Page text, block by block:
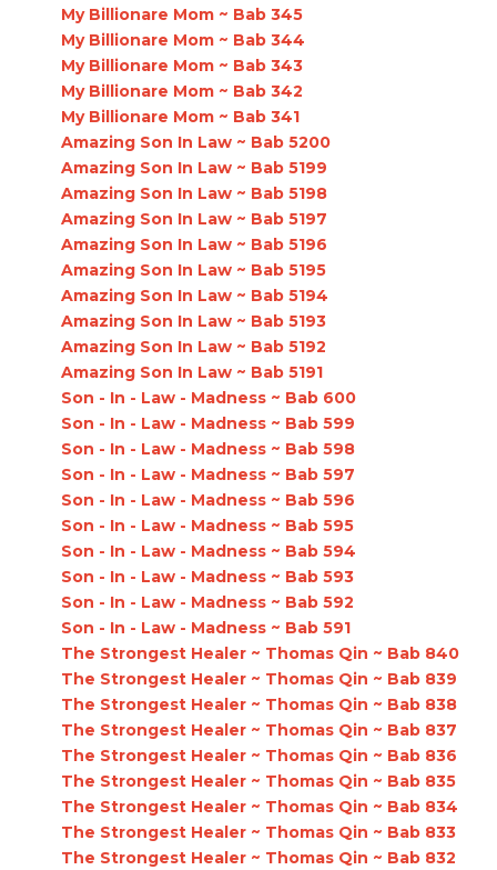
My Billionare Mom ~ Bab 345
My Billionare Mom ~ Bab 344
My Billionare Mom ~ Bab 343
My Billionare Mom ~ Bab 342
My Billionare Mom ~ Bab 341
Amazing Son In Law ~ Bab 5200
Amazing Son In Law ~ Bab 5199
Amazing Son In Law ~ Bab 5198
Amazing Son In Law ~ Bab 5197
Amazing Son In Law ~ Bab 5196
Amazing Son In Law ~ Bab 5195
Amazing Son In Law ~ Bab 5194
Amazing Son In Law ~ Bab 5193
Amazing Son In Law ~ Bab 5192
Amazing Son In Law ~ Bab 5191
Son - In - Law - Madness ~ Bab 600
Son - In - Law - Madness ~ Bab 599
Son - In - Law - Madness ~ Bab 598
Son - In - Law - Madness ~ Bab 597
Son - In - Law - Madness ~ Bab 596
Son - In - Law - Madness ~ Bab 595
Son - In - Law - Madness ~ Bab 594
Son - In - Law - Madness ~ Bab 593
Son - In - Law - Madness ~ Bab 592
Son - In - Law - Madness ~ Bab 591
The Strongest Healer ~ Thomas Qin ~ Bab 840
The Strongest Healer ~ Thomas Qin ~ Bab 839
The Strongest Healer ~ Thomas Qin ~ Bab 838
The Strongest Healer ~ Thomas Qin ~ Bab 837
The Strongest Healer ~ Thomas Qin ~ Bab 836
The Strongest Healer ~ Thomas Qin ~ Bab 835
The Strongest Healer ~ Thomas Qin ~ Bab 834
The Strongest Healer ~ Thomas Qin ~ Bab 833
The Strongest Healer ~ Thomas Qin ~ Bab 832